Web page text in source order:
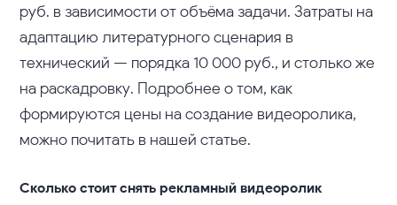
руб. в зависимости от объёма задачи. Затраты на
адаптацию литературного сценария в
технический — порядка 10 000 руб., и столько же
на раскадровку. Подробнее о том, как
формируются цены на создание видеоролика,
можно почитать в нашей статье.
Сколько стоит снять рекламный видеоролик